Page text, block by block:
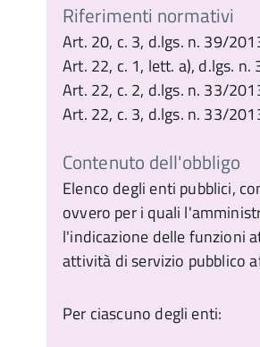
Riferimenti normativi
Art. 20, c. 3, d.lgs. n. 39/
Art. 22, c. 1, lett. a), d.lgs.
Art. 22, c. 2, d.lgs. n. 33/
Art. 22, c. 3, d.lgs. n. 33/
Contenuto dell'obbligo
Elenco degli enti pubblici,
ovvero per i quali
l'indicazione delle funzioni
attività di servizio pubblico
Per ciascuno degli enti: